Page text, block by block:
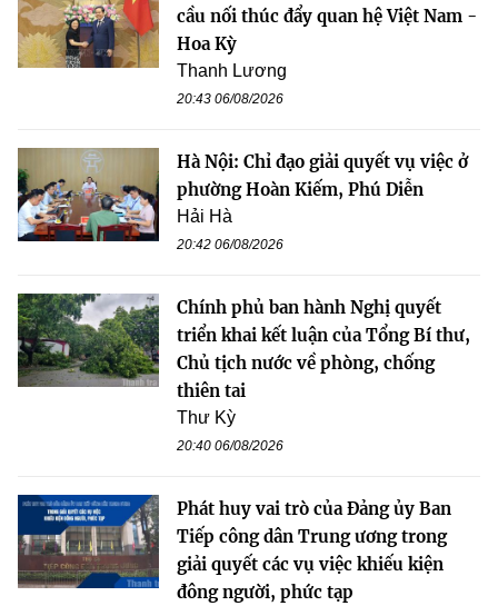
cầu nối thúc đẩy quan hệ Việt Nam -
Hoa Kỳ
Thanh Lương
20:43 06/08/2026
Hà Nội: Chỉ đạo giải quyết vụ việc ở
phường Hoàn Kiếm, Phú Diễn
Hải Hà
20:42 06/08/2026
Chính phủ ban hành Nghị quyết
triển khai kết luận của Tổng Bí thư,
Chủ tịch nước về phòng, chống
thiên tai
Thư Kỳ
20:40 06/08/2026
Phát huy vai trò của Đảng ủy Ban
Tiếp công dân Trung ương trong
giải quyết các vụ việc khiếu kiện
đông người, phức tạp